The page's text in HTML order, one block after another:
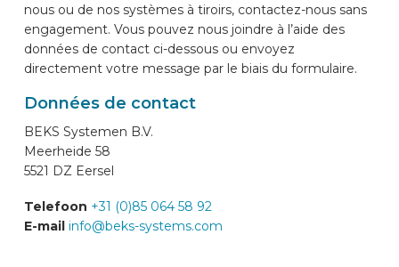
SUR MESURE
SECTEURS
DES VOITURES
nous ou de nos systèmes à tiroirs, contactez-nous sans
engagement. Vous pouvez nous joindre à l’aide des
données de contact ci-dessous ou envoyez
directement votre message par le biais du formulaire.
Données de contact
BEKS Systemen B.V.
Meerheide 58
5521 DZ Eersel
Telefoon +31 (0)85 064 58 92
E-mail info@beks-systems.com